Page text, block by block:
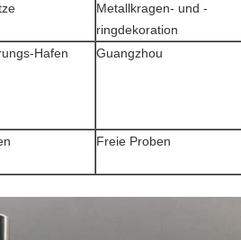
Metallkragen- und -
ringdekoration
Hafen Guangzhou
Freie Proben